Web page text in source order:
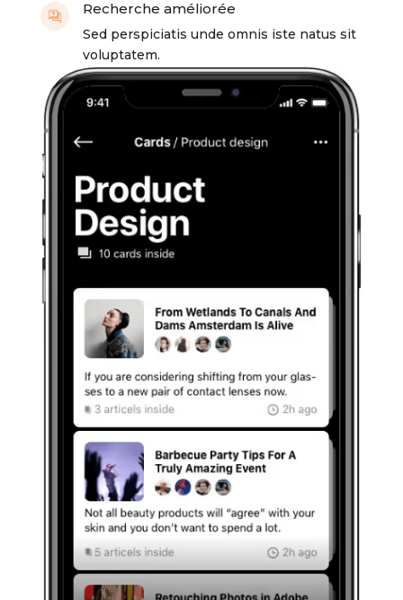
Recherche améliorée
Sed perspiciatis unde omnis iste natus sit
voluptatem.